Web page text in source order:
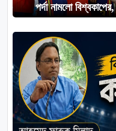
পর্দা নামলো